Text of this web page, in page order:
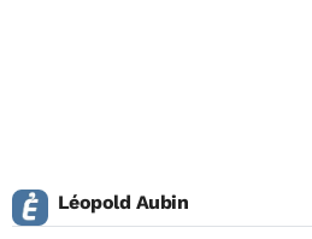
Léopold Aubin